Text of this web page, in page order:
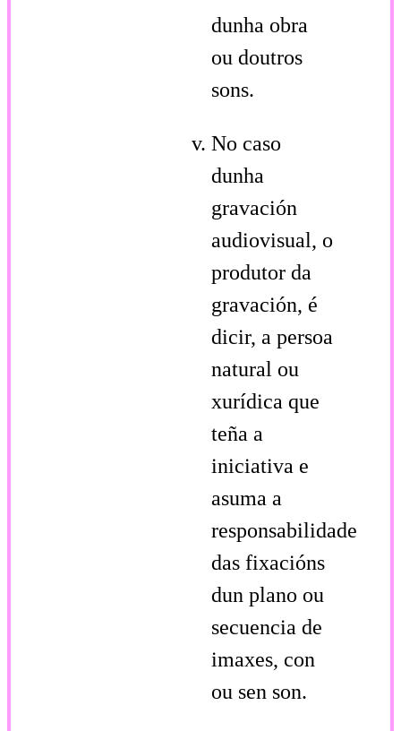
dunha obra
ou doutros
sons.
No caso
dunha
gravación
audiovisual, o
produtor da
gravación, é
dicir, a persoa
natural ou
xurídica que
teña a
iniciativa e
asuma a
responsabilidade
das fixacións
dun plano ou
secuencia de
imaxes, con
ou sen son.